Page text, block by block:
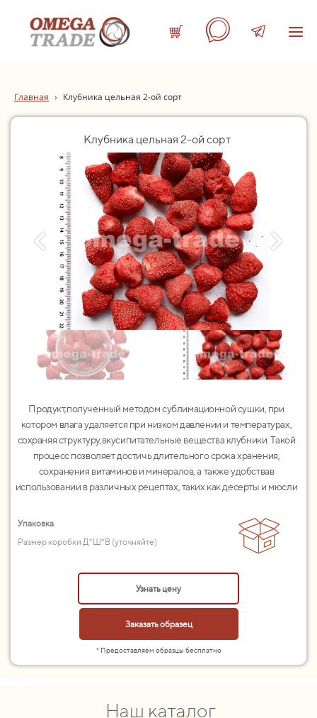
Главная › Клубника цельная 2-ой сорт
Клубника цельная 2-ой сорт
Продукт,полученный методом сублимационной сушки, при
котором влага удаляется при низком давлении и температурах,
сохраняя структуру,вкусипитательные вещества клубники. Такой
процесс позволяет достичь длительного срока хранения,
сохранения витаминов и минералов, а также удобствав
использовании в различных рецептах, таких как десерты и мюсли
Упаковка
Размер коробки Д*Ш*В (уточняйте)
Узнать цену
Заказать образец
* Предоставляем образцы бесплатно
Наш каталог